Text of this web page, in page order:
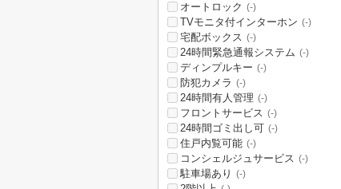
オートロック (-)
TVモニタ付インターホン (-)
宅配ボックス (-)
24時間緊急通報システム (-)
ディンプルキー (-)
防犯カメラ (-)
24時間有人管理 (-)
フロントサービス (-)
24時間ゴミ出し可 (-)
住戸内覧可能 (-)
コンシェルジュサービス (-)
駐車場あり (-)